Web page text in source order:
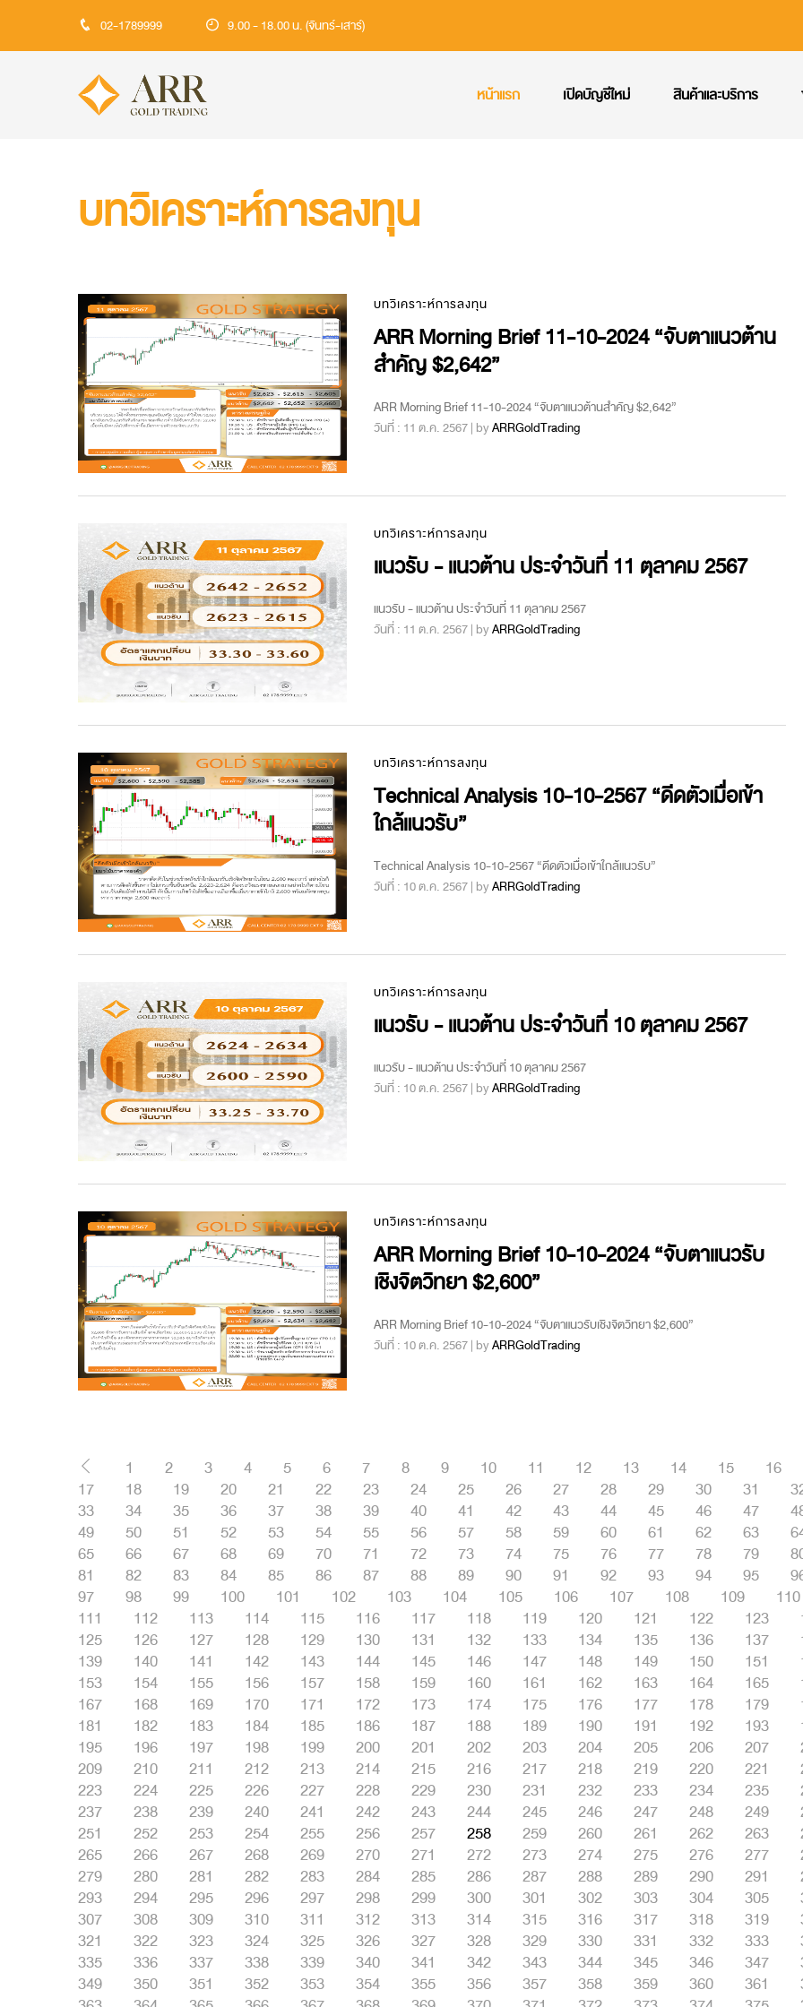
02-1789999 9.00 - 18.00 น. (จันทร์-เสาร์)
หน้าแรก เปิดบัญชีใหม่ สินค้าและบริการ
บทวิเคราะห์การลงทุน
บทวิเคราะห์การลงทุน
ARR Morning Brief 11-10-2024 “จับตาแนวต้าน
สำคัญ $2,642”
ARR Morning Brief 11-10-2024 “จับตาแนวต้านสำคัญ $2,642”
วันที่ : 11 ต.ค. 2567 | byARRGoldTrading
บทวิเคราะห์การลงทุน
แนวรับ - แนวต้าน ประจำวันที่ 11 ตุลาคม 2567
แนวรับ - แนวต้าน ประจำวันที่ 11 ตุลาคม 2567
วันที่ : 11 ต.ค. 2567 | byARRGoldTrading
บทวิเคราะห์การลงทุน
Technical Analysis 10-10-2567 “ดีดตัวเมื่อเข้า
ใกล้แนวรับ”
Technical Analysis 10-10-2567 “ดีดตัวเมื่อเข้าใกล้แนวรับ”
วันที่ : 10 ต.ค. 2567 | byARRGoldTrading
บทวิเคราะห์การลงทุน
แนวรับ - แนวต้าน ประจำวันที่ 10 ตุลาคม 2567
แนวรับ - แนวต้าน ประจำวันที่ 10 ตุลาคม 2567
วันที่ : 10 ต.ค. 2567 | byARRGoldTrading
บทวิเคราะห์การลงทุน
ARR Morning Brief 10-10-2024 “จับตาแนวรับ
เชิงจิตวิทยา $2,600”
ARR Morning Brief 10-10-2024 “จับตาแนวรับเชิงจิตวิทยา $2,600”
วันที่ : 10 ต.ค. 2567 | byARRGoldTrading
1 2 3 4 5 6 7 8 9 10 11 12 13 14 15
16
17
18 19 20 21 22 23 24 25 26 27 28 29 30 31
33
34 35 36 37 38 39 40 41 42 43 44 45 46 47
49
50 51 52 53 54 55 56 57 58 59 60 61 62 63
65
66 67 68 69 70 71 72 73 74 75 76 77 78 79
81
82 83 84 85 86 87 88 89 90 91 92 93 94 95
97
98 99 100 101 102 103 104 105 106 107 108 109
110
111
112 113 114 115 116 117 118 119 120 121 122 123
125
126 127 128 129 130 131 132 133 134 135 136 137
139
140 141 142 143 144 145 146 147 148 149 150 151
153
154 155 156 157 158 159 160 161 162 163 164 165
167
168 169 170 171 172 173 174 175 176 177 178 179
181
182 183 184 185 186 187 188 189 190 191 192 193
195
196 197 198 199 200 201 202 203 204 205 206 207
209
210 211 212 213 214 215 216 217 218 219 220 221
223
224 225 226 227 228 229 230 231 232 233 234 235
237
238 239 240 241 242 243 244 245 246 247 248 249
251
252 253 254 255 256 257 258 259 260 261 262 263
265
266 267 268 269 270 271 272 273 274 275 276 277
279
280 281 282 283 284 285 286 287 288 289 290 291
293
294 295 296 297 298 299 300 301 302 303 304 305
307
308 309 310 311 312 313 314 315 316 317 318 319
321
322 323 324 325 326 327 328 329 330 331 332 333
335
336 337 338 339 340 341 342 343 344 345 346 347
349
350 351 352 353 354 355 356 357 358 359 360 361